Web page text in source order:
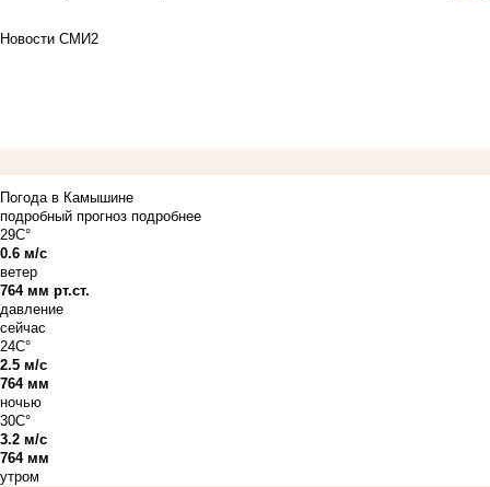
Новости СМИ2
Погода в Камышине
подробный прогноз подробнее
29C°
0.6 м/с
ветер
764 мм рт.ст.
давление
сейчас
24C°
2.5 м/с
764 мм
ночью
30C°
3.2 м/с
764 мм
утром